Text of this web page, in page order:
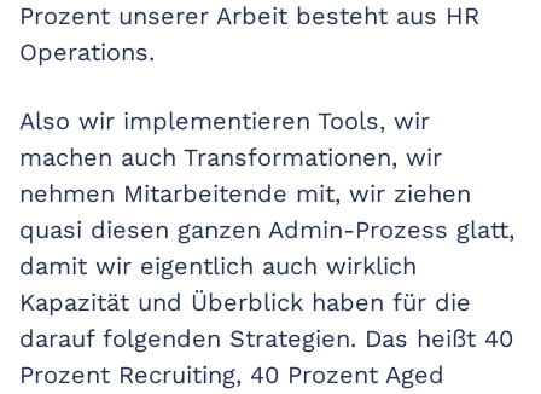
Prozent unserer Arbeit besteht aus HR
Operations.
Also wir implementieren Tools, wir
machen auch Transformationen, wir
nehmen Mitarbeitende mit, wir ziehen
quasi diesen ganzen Admin-Prozess glatt,
damit wir eigentlich auch wirklich
Kapazität und Überblick haben für die
darauf folgenden Strategien. Das heißt 40
Prozent Recruiting, 40 Prozent Aged